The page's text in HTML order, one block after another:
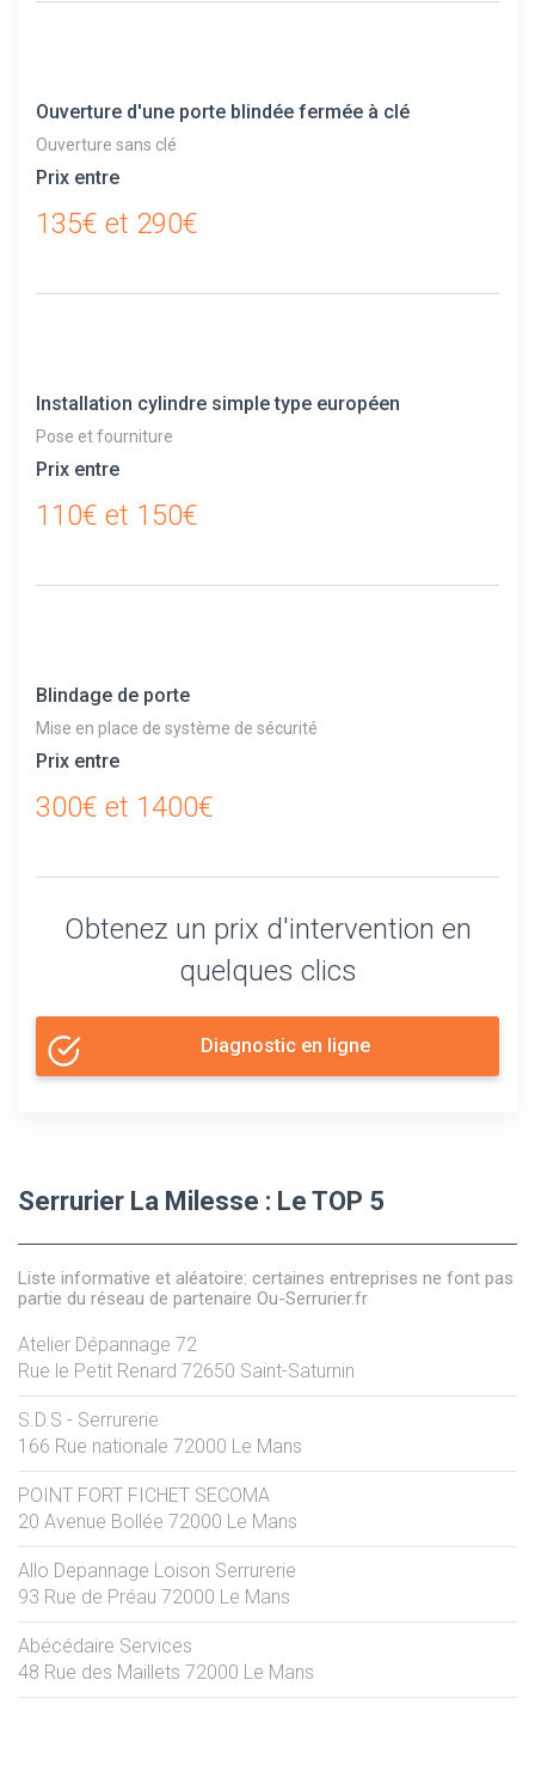
Ouverture d'une porte blindée fermée à clé
Ouverture sans clé
Prix entre
135€ et 290€
Installation cylindre simple type européen
Pose et fourniture
Prix entre
110€ et 150€
Blindage de porte
Mise en place de système de sécurité
Prix entre
300€ et 1400€
Obtenez un prix d'intervention en
quelques clics
Diagnostic en ligne
Serrurier La Milesse : Le TOP 5
Liste informative et aléatoire: certaines entreprises ne font pas
partie du réseau de partenaire Ou-Serrurier.fr
Atelier Dépannage 72
Rue le Petit Renard 72650 Saint-Saturnin
S.D.S - Serrurerie
166 Rue nationale 72000 Le Mans
POINT FORT FICHET SECOMA
20 Avenue Bollée 72000 Le Mans
Allo Depannage Loison Serrurerie
93 Rue de Préau 72000 Le Mans
Abécédaire Services
48 Rue des Maillets 72000 Le Mans